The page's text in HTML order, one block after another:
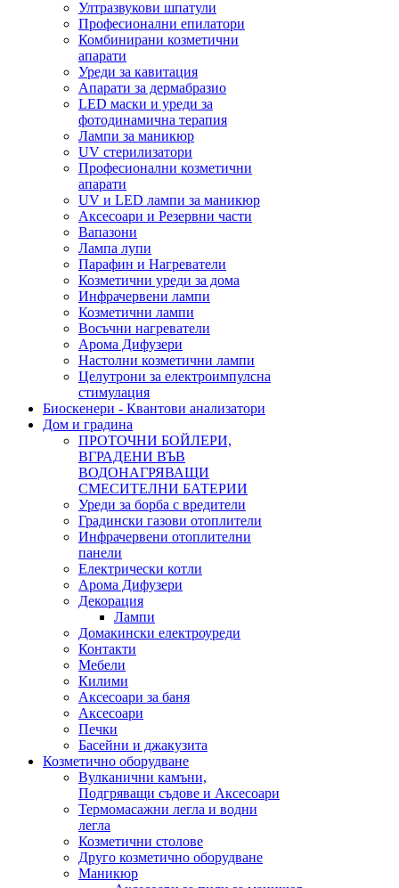
Ултразвукови шпатули
Професионални епилатори
Комбинирани козметични
апарати
Уреди за кавитация
Апарати за дермабразио
LED маски и уреди за
фотодинамична терапия
Лампи за маникюр
UV стерилизатори
Професионални козметични
апарати
UV и LED лампи за маникюр
Аксесоари и Резервни части
Вапазони
Лампа лупи
Парафин и Нагреватели
Козметични уреди за дома
Инфрачервени лампи
Козметични лампи
Восъчни нагреватели
Арома Дифузери
Настолни козметични лампи
Целутрони за електроимпулсна
стимулация
Биоскенери - Квантови анализатори
Дом и градина
ПРОТОЧНИ БОЙЛЕРИ,
ВГРАДЕНИ ВЪВ
ВОДОНАГРЯВАЩИ
СМЕСИТЕЛНИ БАТЕРИИ
Уреди за борба с вредители
Градински газови отоплители
Инфрачервени отоплителни
панели
Електрически котли
Арома Дифузери
Декорация
Лампи
Домакински електроуреди
Контакти
Мебели
Килими
Аксесоари за баня
Аксесоари
Печки
Басейни и джакузита
Козметично оборудване
Вулканични камъни,
Подгряващи съдове и Аксесоари
Термомасажни легла и водни
легла
Козметични столове
Друго козметично оборудване
Маникюр